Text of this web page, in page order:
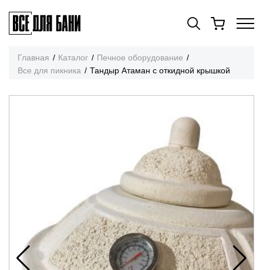
Главная Каталог
Печное оборудование
Все для пикника
Тандыр Атаман с откидной крышкой